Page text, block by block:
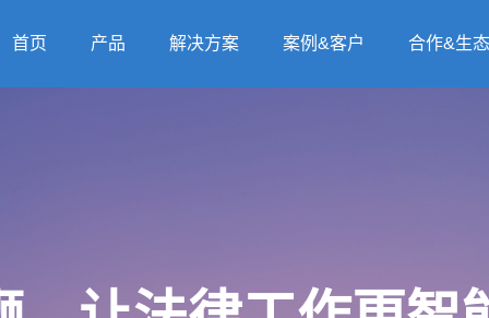
首页 产品 解决方案 案例&客户 合作&生